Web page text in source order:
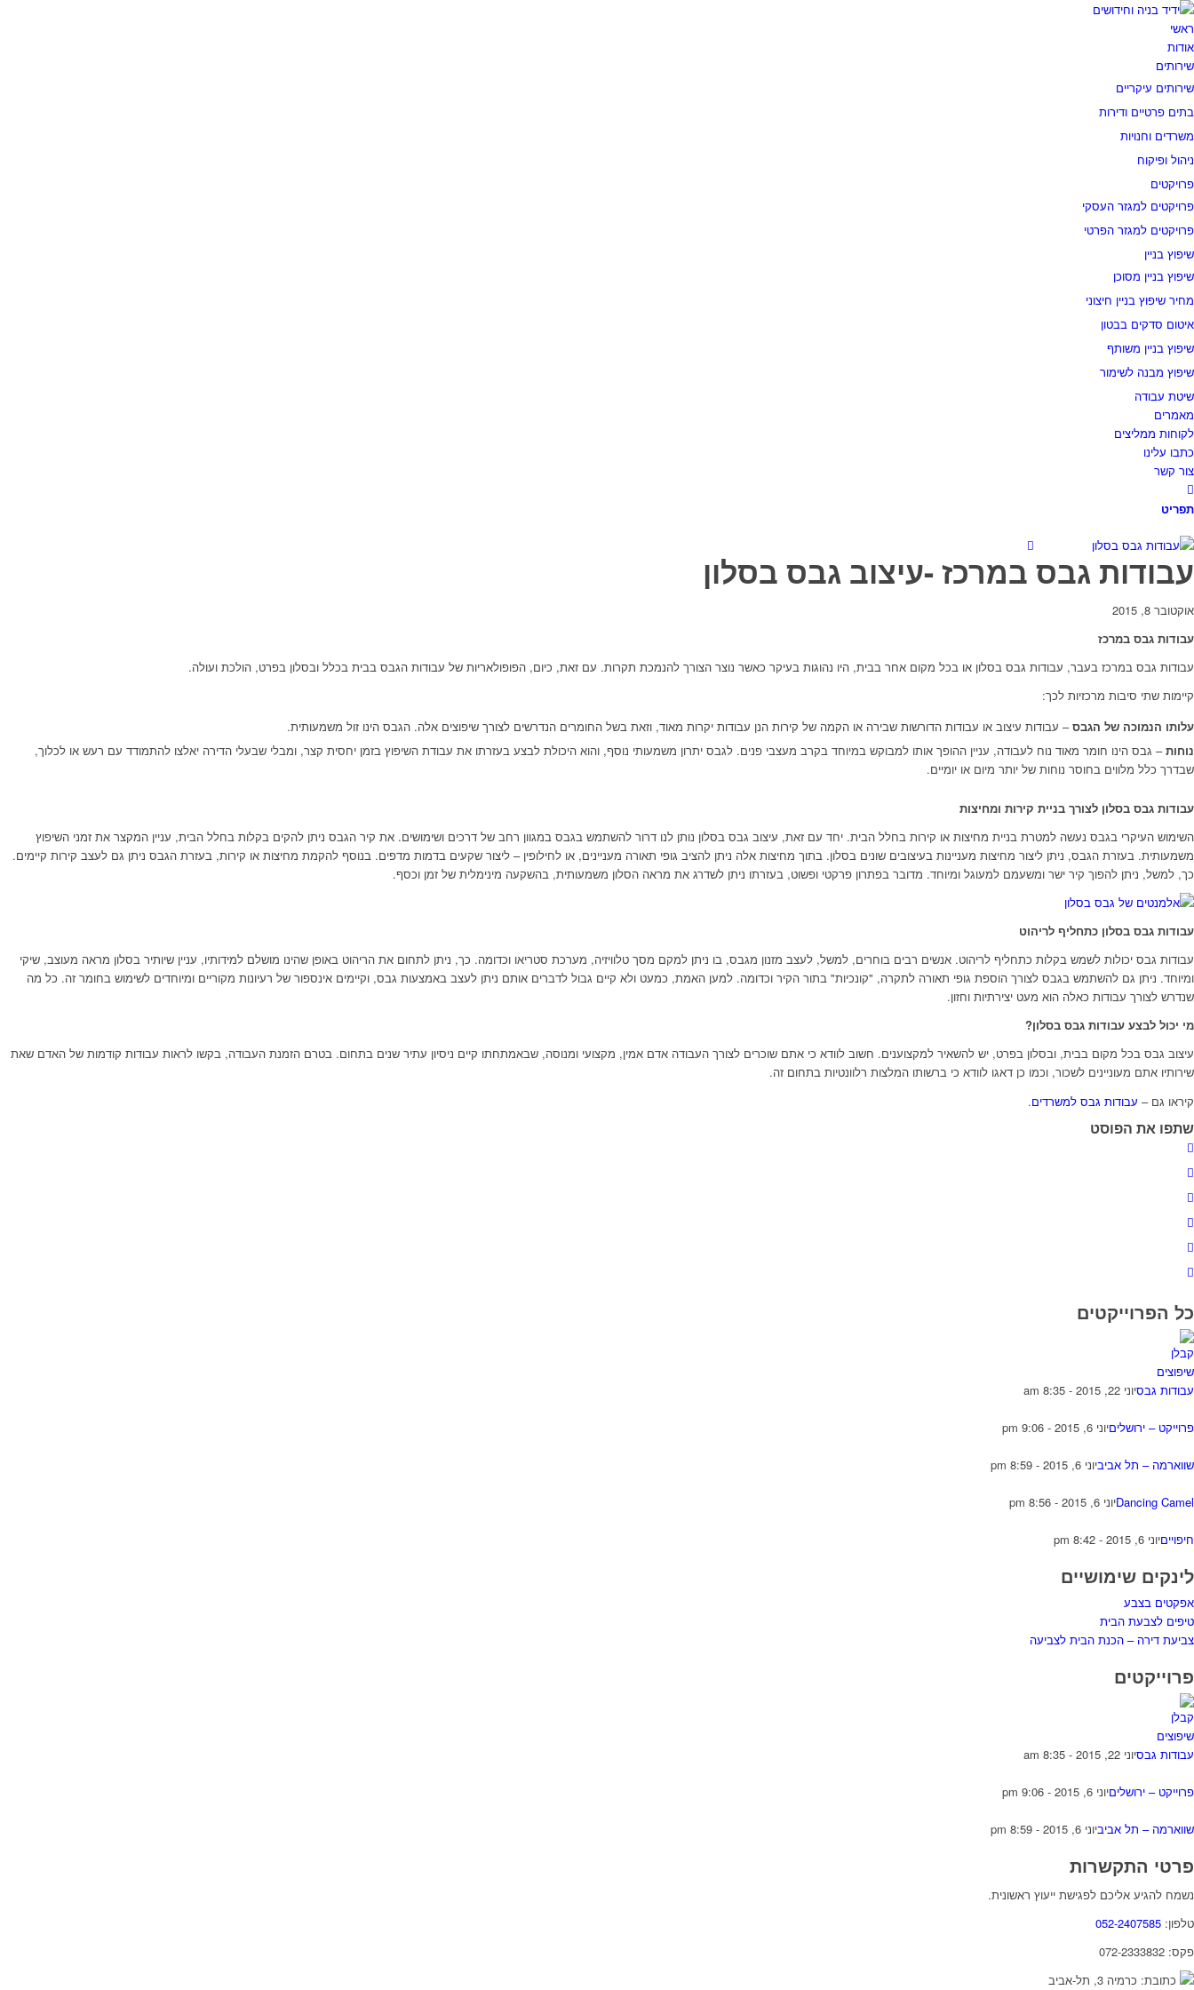
ראשי
אודות
שירותים
שירותים עיקריים
בתים פרטיים ודירות
משרדים וחנויות
ניהול ופיקוח
פרויקטים
פרויקטים למגזר העסקי
פרויקטים למגזר הפרטי
שיפוץ בניין
שיפוץ בניין מסוכן
מחיר שיפוץ בניין חיצוני
איטום סדקים בבטון
שיפוץ בניין משותף
שיפוץ מבנה לשימור
שיטת עבודה
מאמרים
לקוחות ממליצים
כתבו עלינו
צור קשר
תפריט
עבודות גבס במרכז -עיצוב גבס בסלון
אוקטובר 8, 2015
עבודות גבס במרכז
עבודות גבס במרכז בעבר, עבודות גבס בסלון או בכל מקום אחר בבית, היו נהוגות בעיקר כאשר נוצר הצורך להנמכת תקרות. עם זאת, כיום, הפופולאריות של עבודות הגבס בבית בכלל ובסלון בפרט, הולכת ועולה.
קיימות שתי סיבות מרכזיות לכך:
עלותו הנמוכה של הגבס– עבודות עיצוב או עבודות הדורשות שבירה או הקמה של קירות הנן עבודות יקרות מאוד, וזאת בשל החומרים הנדרשים לצורך שיפוצים אלה. הגבס הינו זול משמעותית.
נוחות– גבס הינו חומר מאוד נוח לעבודה, עניין ההופך אותו למבוקש במיוחד בקרב מעצבי פנים. לגבס יתרון משמעותי נוסף, והוא היכולת לבצע בעזרתו את עבודת השיפוץ בזמן יחסית קצר, ומבלי שבעלי הדירה יאלצו להתמודד עם רעש או לכלוך,
שבדרך כלל מלווים בחוסר נוחות של יותר מיום או יומיים.
עבודות גבס בסלון לצורך בניית קירות ומחיצות
השימוש העיקרי בגבס נעשה למטרת בניית מחיצות או קירות בחלל הבית. יחד עם זאת, עיצוב גבס בסלון נותן לנו דרור להשתמש בגבס במגוון רחב של דרכים ושימושים. את קיר הגבס ניתן להקים בקלות בחלל הבית, עניין המקצר את זמני השיפוץ
משמעותית. בעזרת הגבס, ניתן ליצור מחיצות מעניינות בעיצובים שונים בסלון. בתוך מחיצות אלה ניתן להציב גופי תאורה מעניינים, או לחילופין – ליצור שקעים בדמות מדפים. בנוסף להקמת מחיצות או קירות, בעזרת הגבס ניתן גם לעצב קירות קיימים.
כך, למשל, ניתן להפוך קיר ישר ומשעמם למעוגל ומיוחד. מדובר בפתרון פרקטי ופשוט, בעזרתו ניתן לשדרג את מראה הסלון משמעותית, בהשקעה מינימלית של זמן וכסף.
עבודות גבס בסלון כתחליף לריהוט
עבודות גבס יכולות לשמש בקלות כתחליף לריהוט. אנשים רבים בוחרים, למשל, לעצב מזנון מגבס, בו ניתן למקם מסך טלוויזיה, מערכת סטריאו וכדומה. כך, ניתן לתחום את הריהוט באופן שהינו מושלם למידותיו, עניין שיותיר בסלון מראה מעוצב, שיקי
ומיוחד. ניתן גם להשתמש בגבס לצורך הוספת גופי תאורה לתקרה, "קונכיות" בתור הקיר וכדומה. למען האמת, כמעט ולא קיים גבול לדברים אותם ניתן לעצב באמצעות גבס, וקיימים אינספור של רעיונות מקוריים ומיוחדים לשימוש בחומר זה. כל מה
שנדרש לצורך עבודות כאלה הוא מעט יצירתיות וחזון.
מי יכול לבצע עבודות גבס בסלון?
עיצוב גבס בכל מקום בבית, ובסלון בפרט, יש להשאיר למקצוענים. חשוב לוודא כי אתם שוכרים לצורך העבודה אדם אמין, מקצועי ומנוסה, שבאמתחתו קיים ניסיון עתיר שנים בתחום. בטרם הזמנת העבודה, בקשו לראות עבודות קודמות של האדם שאת
שירותיו אתם מעוניינים לשכור, וכמו כן דאגו לוודא כי ברשותו המלצות רלוונטיות בתחום זה.
קיראו גם – עבודות גבס למשרדים.
שתפו את הפוסט
כל הפרוייקטים
עבודות גבסיוני 22, 2015 - 8:35 am
פרוייקט – ירושליםיוני 6, 2015 - 9:06 pm
שווארמה – תל אביביוני 6, 2015 - 8:59 pm
Dancing Camelיוני 6, 2015 - 8:56 pm
חיפוייםיוני 6, 2015 - 8:42 pm
לינקים שימושיים
אפקטים בצבע
טיפים לצבעת הבית
צביעת דירה – הכנת הבית לצביעה
פרוייקטים
עבודות גבסיוני 22, 2015 - 8:35 am
פרוייקט – ירושליםיוני 6, 2015 - 9:06 pm
שווארמה – תל אביביוני 6, 2015 - 8:59 pm
פרטי התקשרות
נשמח להגיע אליכם לפגישת ייעוץ ראשונית.
טלפון: 052-2407585
פקס: 072-2333832
כתובת: כרמיה 3, תל-אביב